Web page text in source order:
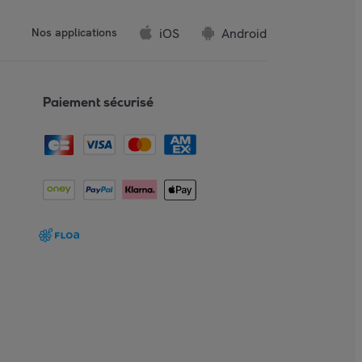
Nos applications iOS Android
Paiement sécurisé